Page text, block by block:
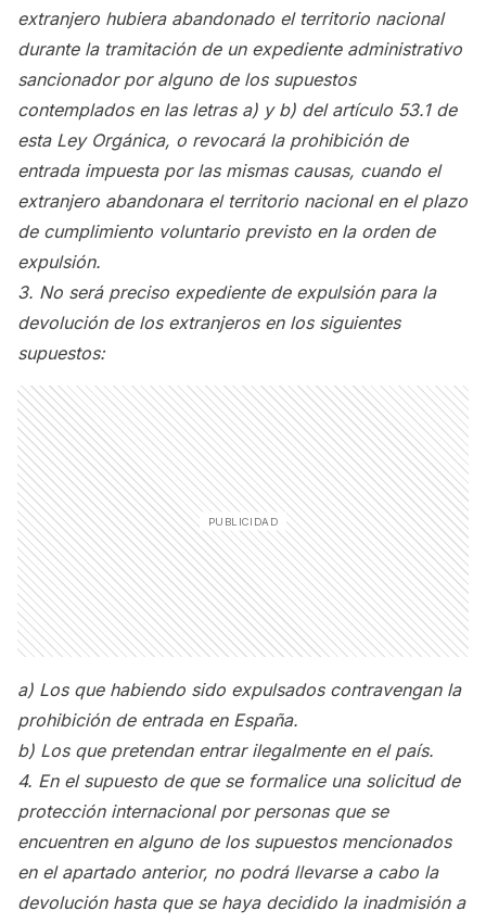
extranjero hubiera abandonado el territorio nacional
durante la tramitación de un expediente administrativo
sancionador por alguno de los supuestos
contemplados en las letras a) y b) del artículo 53.1 de
esta Ley Orgánica, o revocará la prohibición de
entrada impuesta por las mismas causas, cuando el
extranjero abandonara el territorio nacional en el plazo
de cumplimiento voluntario previsto en la orden de
expulsión.
3. No será preciso expediente de expulsión para la
devolución de los extranjeros en los siguientes
supuestos:
a) Los que habiendo sido expulsados contravengan la
prohibición de entrada en España.
b) Los que pretendan entrar ilegalmente en el país.
4. En el supuesto de que se formalice una solicitud de
protección internacional por personas que se
encuentren en alguno de los supuestos mencionados
en el apartado anterior, no podrá llevarse a cabo la
devolución hasta que se haya decidido la inadmisión a